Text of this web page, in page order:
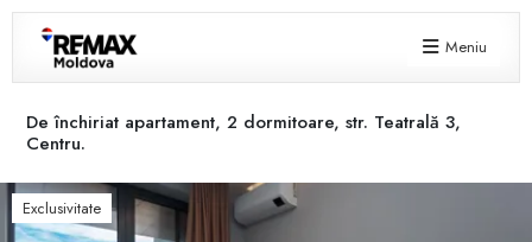
Meniu
De închiriat apartament, 2 dormitoare, str. Teatrală 3,
Centru.
Exclusivitate